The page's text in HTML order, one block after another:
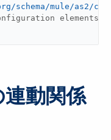
schema/mule/as2/
elements
動関係